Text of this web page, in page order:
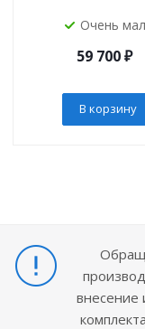
Очень
59 700₽
В корзину
внесение